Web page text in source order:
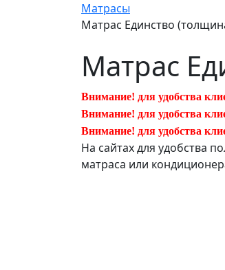
Матрасы
Матрас Единство
Матрас
Внимание! для удобства
Внимание! для удобства
Внимание! для удобства
На сайтах для удобства
матраса или